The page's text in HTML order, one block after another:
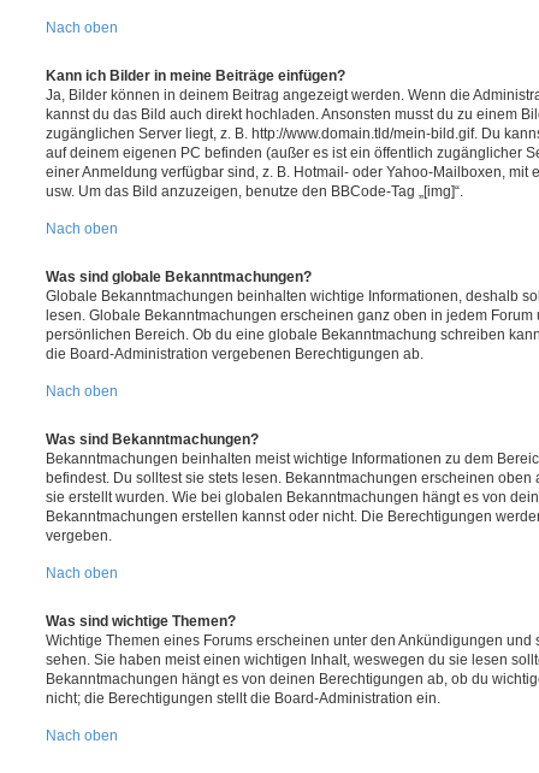
Nach oben
Kann ich Bilder in meine Beiträge einfügen?
Ja, Bilder können in deinem Beitrag angezeigt werden. Wenn die
kannst du das Bild auch direkt hochladen. Ansonsten musst du zu einem
zugänglichen Server liegt, z. B. http://www.domain.tld/mein-bild.gif. Du
auf deinem eigenen PC befinden (außer es ist ein öffentlich zugänglicher
einer Anmeldung verfügbar sind, z. B. Hotmail- oder Yahoo-Mailboxen, mit
usw. Um das Bild anzuzeigen, benutze den BBCode-Tag „[img]“.
Nach oben
Was sind globale Bekanntmachungen?
Globale Bekanntmachungen beinhalten wichtige Informationen, deshalb
lesen. Globale Bekanntmachungen erscheinen ganz oben in jedem
persönlichen Bereich. Ob du eine globale Bekanntmachung schreiben
die Board-Administration vergebenen Berechtigungen ab.
Nach oben
Was sind Bekanntmachungen?
Bekanntmachungen beinhalten meist wichtige Informationen zu dem
befindest. Du solltest sie stets lesen. Bekanntmachungen erscheinen oben
sie erstellt wurden. Wie bei globalen Bekanntmachungen hängt es von
Bekanntmachungen erstellen kannst oder nicht. Die Berechtigungen
vergeben.
Nach oben
Was sind wichtige Themen?
Wichtige Themen eines Forums erscheinen unter den Ankündigungen und
sehen. Sie haben meist einen wichtigen Inhalt, weswegen du sie lesen
Bekanntmachungen hängt es von deinen Berechtigungen ab, ob du
nicht; die Berechtigungen stellt die Board-Administration ein.
Nach oben